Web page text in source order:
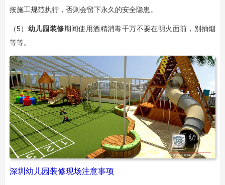
按施工规范执行，否则会留下永久的安全隐患。
（5） 幼儿园装修期间使用酒精消毒千万不要在明火面前，别抽烟
等等。
深圳幼儿园装修现场注意事项